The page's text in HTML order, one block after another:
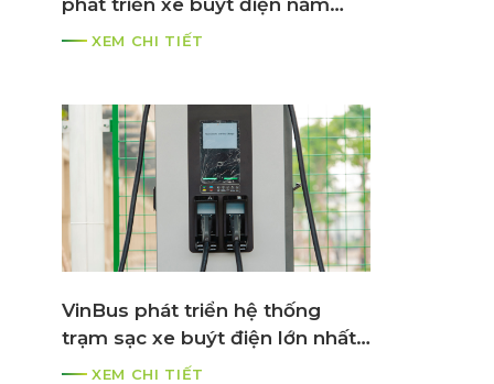
phát triển xe buýt điện năm
2021XEM CHI TIẾT
VinBus phát triển hệ thống
trạm sạc xe buýt điện lớn nhất
ASEAN
XEM CHI TIẾT